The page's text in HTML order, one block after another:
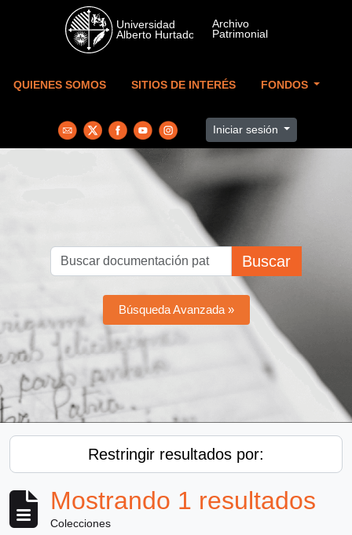
Skip to main content
QUIENES SOMOS SITIOS DE INTERÉS FONDOS
Iniciar sesión
Buscar
Búsqueda Avanzada »
Restringir resultados por:
Mostrando 1 resultados
Colecciones